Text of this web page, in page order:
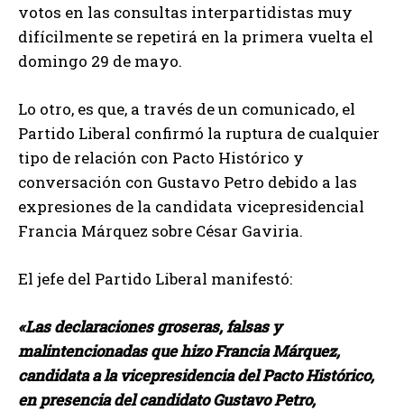
votos en las consultas interpartidistas muy
difícilmente se repetirá en la primera vuelta el
domingo 29 de mayo.
Lo otro, es que, a través de un comunicado, el
Partido Liberal confirmó la ruptura de cualquier
tipo de relación con Pacto Histórico y
conversación con Gustavo Petro debido a las
expresiones de la candidata vicepresidencial
Francia Márquez sobre César Gaviria.
El jefe del Partido Liberal manifestó:
«Las declaraciones groseras, falsas y
malintencionadas que hizo Francia Márquez,
candidata a la vicepresidencia del Pacto Histórico,
en presencia del candidato Gustavo Petro,